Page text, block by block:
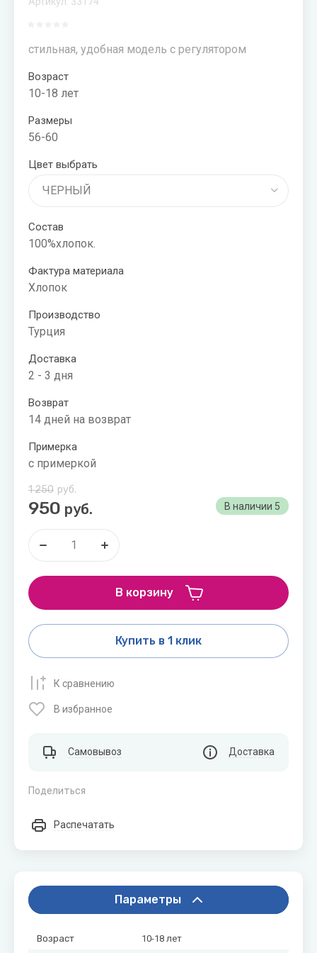
20-50%
стильная, удобная модель с регулятором
Возраст
10-18 лет
Размеры
56-60
Цвет выбрать
Состав
100%хлопок.
Фактура материала
Хлопок
Производство
Турция
Доставка
2 - 3 дня
Возврат
14 дней на возврат
Примерка
с примеркой
В наличии 5
1 250 руб.
950 руб.
В корзину
Купить в 1 клик
К сравнению
В избранное
Самовывоз Доставка
Поделиться
Распечатать
Параметры
Возраст 10-18 лет